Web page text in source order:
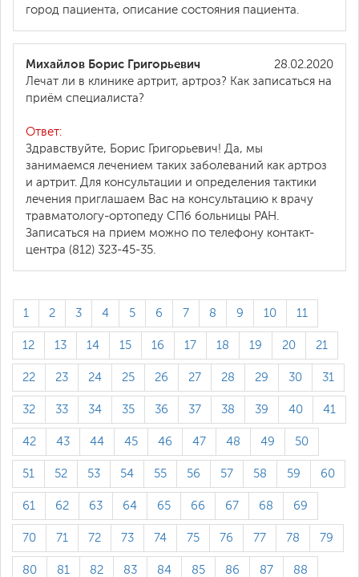
город пациента, описание состояния пациента.
28.02.2020
Михайлов Борис Григорьевич
Лечат ли в клинике артрит, артроз? Как записаться на
приём специалиста?
Ответ:
Здравствуйте, Борис Григорьевич! Да, мы
занимаемся лечением таких заболеваний как артроз
и артрит. Для консультации и определения тактики
лечения приглашаем Вас на консультацию к врачу
травматологу-ортопеду СПб больницы РАН.
Записаться на прием можно по телефону контакт-
центра (812) 323-45-35.
1 2 3 4 5 6 7 8 9 10 11
12 13 14 15 16 17 18 19 20 21
22 23 24 25 26 27 28 29 30 31
32 33 34 35 36 37 38 39 40 41
42 43 44 45 46 47 48 49 50
51 52 53 54 55 56 57 58 59 60
61 62 63 64 65 66 67 68 69
70 71 72 73 74 75 76 77 78 79
80 81 82 83 84 85 86 87 88